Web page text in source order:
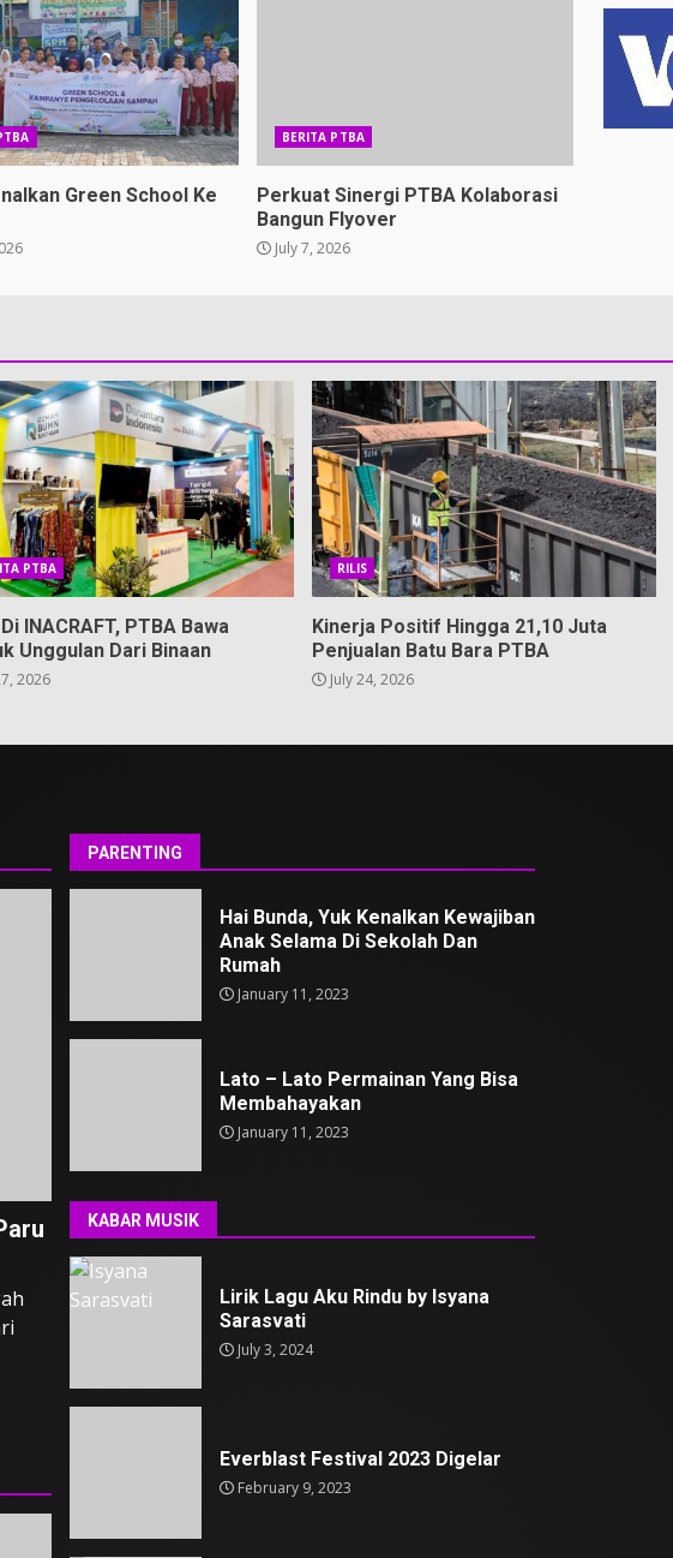
Green School Ke
BERITA PTBA
Perkuat Sinergi PTBA Kolaborasi
Bangun Flyover
July 7, 2026
PTBA
INACRAFT, PTBA Bawa
Unggulan Dari Binaan
2026
RILIS
Kinerja Positif Hingga 21,10 Juta
Penjualan Batu Bara PTBA
July 24, 2026
PARENTING
Hai Bunda, Yuk Kenalkan Kewajiban
Anak Selama Di Sekolah Dan
Rumah
January 11, 2023
Lato – Lato Permainan Yang Bisa
Membahayakan
January 11, 2023
KABAR MUSIK
Lirik Lagu Aku Rindu by Isyana
Sarasvati
July 3, 2024
Everblast Festival 2023 Digelar
February 9, 2023